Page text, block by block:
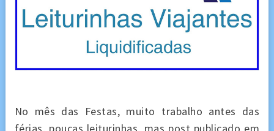
No mês das Festas, muito trabalho antes das